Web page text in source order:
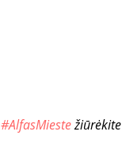
#AlfasMieste žiūrėkite